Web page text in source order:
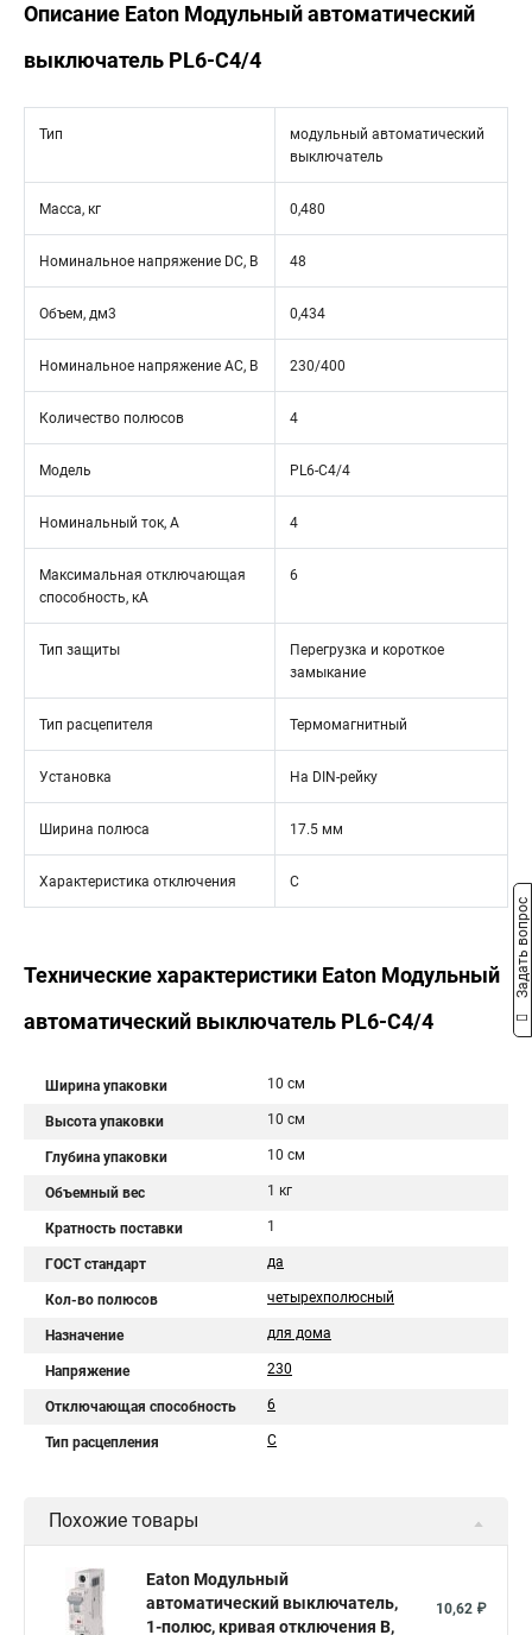
Описание Eaton Модульный автоматический
выключатель PL6-C4/4
Тип
модульный автоматический
выключатель
Масса, кг 0,480
Номинальное напряжение DC, В 48
Объем, дм3 0,434
Номинальное напряжение АС, В 230/400
Количество полюсов 4
Модель PL6-C4/4
Номинальный ток, А 4
Максимальная отключающая
способность, кА
6
Тип защиты
Перегрузка и короткое
замыкание
Тип расцепителя Термомагнитный
Установка На DIN-рейку
Ширина полюса 17.5 мм
Характеристика отключения C
Технические характеристики Eaton Модульный
автоматический выключатель PL6-C4/4
Ширина упаковки 10 см
Высота упаковки 10 см
Глубина упаковки 10 см
Объемный вес 1 кг
Кратность поставки 1
ГОСТ стандарт да
Кол-во полюсов четырехполюсный
Назначение для дома
Напряжение 230
Отключающая способность 6
Тип расцепления C
Похожие товары
Eaton Модульный
автоматический выключатель,
1-полюс, кривая отключения B,
10,62 ₽
Задать вопрос